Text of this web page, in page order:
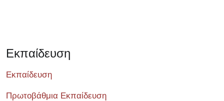
Εκπαίδευση
Εκπαίδευση
Πρωτοβάθμια Εκπαίδευση